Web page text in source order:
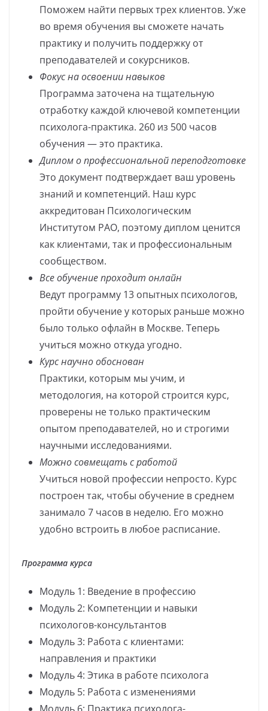
Поможем найти первых трех клиентов. Уже
во время обучения вы сможете начать
практику и получить поддержку от
преподавателей и сокурсников.
Фокус на освоении навыков
Программа заточена на тщательную
отработку каждой ключевой компетенции
психолога-практика. 260 из 500 часов
обучения — это практика.
Диплом о профессиональной переподготовке
Это документ подтверждает ваш уровень
знаний и компетенций. Наш курс
аккредитован Психологическим
Институтом РАО, поэтому диплом ценится
как клиентами, так и профессиональным
сообществом.
Все обучение проходит онлайн
Ведут программу 13 опытных психологов,
пройти обучение у которых раньше можно
было только офлайн в Москве. Теперь
учиться можно откуда угодно.
Курс научно обоснован
Практики, которым мы учим, и
методология, на которой строится курс,
проверены не только практическим
опытом преподавателей, но и строгими
научными исследованиями.
Можно совмещать с работой
Учиться новой профессии непросто. Курс
построен так, чтобы обучение в среднем
занимало 7 часов в неделю. Его можно
удобно встроить в любое расписание.
Программа курса
Модуль 1: Введение в профессию
Модуль 2: Компетенции и навыки
психологов-консультантов
Модуль 3: Работа с клиентами:
направления и практики
Модуль 4: Этика в работе психолога
Модуль 5: Работа с изменениями